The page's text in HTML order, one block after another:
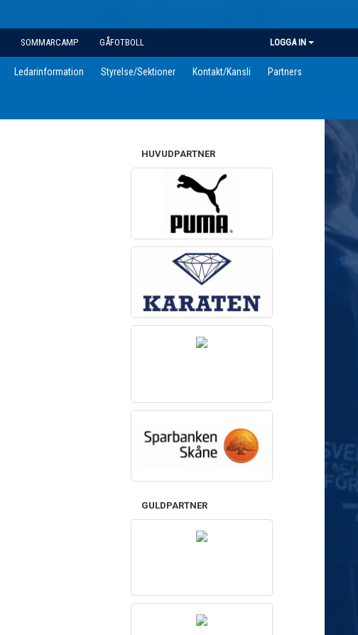
SOMMARCAMP GÅFOTBOLL LOGGA IN
Ledarinformation Styrelse/Sektioner Kontakt/Kansli Partners
HUVUDPARTNER
GULDPARTNER